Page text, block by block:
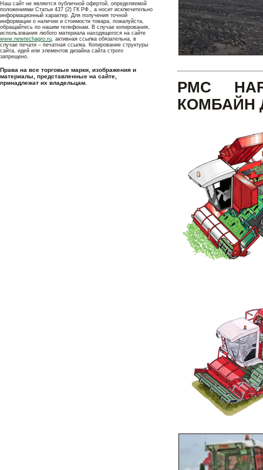
Наш сайт не является публичной офертой, определяемой
положениями Статьи 437 (2) ГК РФ., а носит исключительно
информационный характер. Для получения точной
информации о наличии и стоимости товара, пожалуйста,
обращайтесь по нашим телефонам. В случае копирования,
использования любого материала находящегося на сайте
www.newtechagro.ru, активная ссылка обязательна, в
случае печати – печатная ссылка. Копирование структуры
сайта, идей или элементов дизайна сайта строго
запрещено.
Права на все торговые марки, изображения и
материалы, представленные на сайте,
принадлежат их владельцам.
PMC
КОМБАЙН